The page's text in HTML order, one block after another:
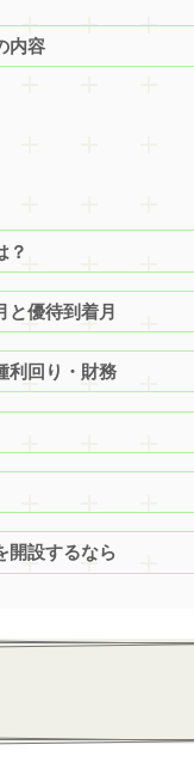
内容
？
と優待到着月
利回り・財務
開設するなら